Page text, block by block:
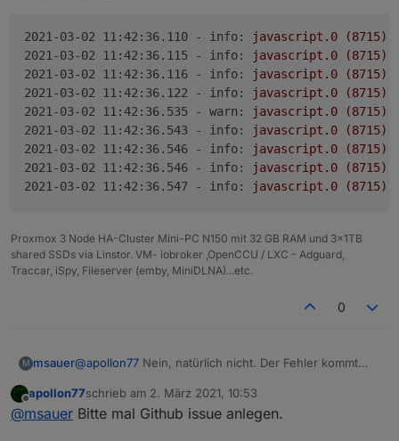
2021-03-02 11:42:36.110 - info: javascript.0 (8715)
2021-03-02 11:42:36.115 - info:
javascript.0 (8715)
2021-03-02 11:42:36.116 - info:
javascript.0 (8715)
2021-03-02 11:42:36.122 - info:
javascript.0 (8715)
2021-03-02 11:42:36.535 - warn:
javascript.0 (8715)
2021-03-02 11:42:36.543 - info:
javascript.0 (8715)
2021-03-02 11:42:36.546 - info:
javascript.0 (8715)
2021-03-02 11:42:36.546 - info:
javascript.0 (8715)
2021-03-02 11:42:36.547 - info:
javascript.0 (8715)
Proxmox 3 Node HA-Cluster Mini-PC N150 mit 32 GB RAM und 3x1TB
shared SSDs via Linstor. VM- iobroker ,OpenCCU / LXC - Adguard,
Traccar, iSpy, Fileserver (emby, MiniDLNA)...etc.
0
M msauer@apollon77 Nein, natürlich nicht. Der Fehler kommt
hier ein Auszug:
apollon77schrieb am 2. März 2021, 10:53
zuletzt editiert von
@msauer Bitte mal Github issue anlegen.